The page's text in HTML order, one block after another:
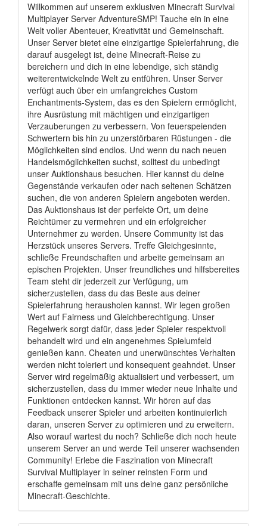
Willkommen auf unserem exklusiven Minecraft Survival
Multiplayer Server AdventureSMP! Tauche ein in eine
Welt voller Abenteuer, Kreativität und Gemeinschaft.
Unser Server bietet eine einzigartige Spielerfahrung, die
darauf ausgelegt ist, deine Minecraft-Reise zu
bereichern und dich in eine lebendige, sich ständig
weiterentwickelnde Welt zu entführen. Unser Server
verfügt auch über ein umfangreiches Custom
Enchantments-System, das es den Spielern ermöglicht,
ihre Ausrüstung mit mächtigen und einzigartigen
Verzauberungen zu verbessern. Von feuerspeienden
Schwertern bis hin zu unzerstörbaren Rüstungen - die
Möglichkeiten sind endlos. Und wenn du nach neuen
Handelsmöglichkeiten suchst, solltest du unbedingt
unser Auktionshaus besuchen. Hier kannst du deine
Gegenstände verkaufen oder nach seltenen Schätzen
suchen, die von anderen Spielern angeboten werden.
Das Auktionshaus ist der perfekte Ort, um deine
Reichtümer zu vermehren und ein erfolgreicher
Unternehmer zu werden. Unsere Community ist das
Herzstück unseres Servers. Treffe Gleichgesinnte,
schließe Freundschaften und arbeite gemeinsam an
epischen Projekten. Unser freundliches und hilfsbereites
Team steht dir jederzeit zur Verfügung, um
sicherzustellen, dass du das Beste aus deiner
Spielerfahrung herausholen kannst. Wir legen großen
Wert auf Fairness und Gleichberechtigung. Unser
Regelwerk sorgt dafür, dass jeder Spieler respektvoll
behandelt wird und ein angenehmes Spielumfeld
genießen kann. Cheaten und unerwünschtes Verhalten
werden nicht toleriert und konsequent geahndet. Unser
Server wird regelmäßig aktualisiert und verbessert, um
sicherzustellen, dass du immer wieder neue Inhalte und
Funktionen entdecken kannst. Wir hören auf das
Feedback unserer Spieler und arbeiten kontinuierlich
daran, unseren Server zu optimieren und zu erweitern.
Also worauf wartest du noch? Schließe dich noch heute
unserem Server an und werde Teil unserer wachsenden
Community! Erlebe die Faszination von Minecraft
Survival Multiplayer in seiner reinsten Form und
erschaffe gemeinsam mit uns deine ganz persönliche
Minecraft-Geschichte.